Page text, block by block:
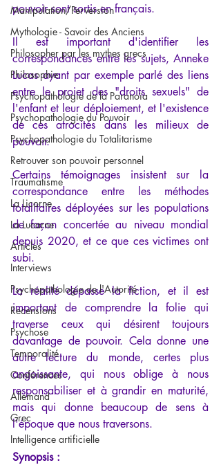
Manipulation/Perversion
Mythologie - Savoir des Anciens
Philosopher par les mythes grecs
Philosophie
Psychopathologie de la Paranoïa
Psychopathologie du Pouvoir
Psychopathologie du Totalitarisme
Retrouver son pouvoir personnel
Traumatisme
La Licorne
La Lucarne
Articles
Interviews
Psychopathologie de l'Autorité
Recensions
Psychose
Temporalité
Conférences
Allemand
Grec
Intelligence artificielle
pouvoir sont sortis en français.
Il est important d'identifier les
correspondances entre les sujets, Anneke
Lucas ayant par exemple parlé des liens
entre le projet des "droits sexuels" de
l'enfant et leur déploiement, et l'existence
de ces atrocités dans les milieux de
pouvoir.
Certains témoignages insistent sur la
correspondance entre les méthodes
totalitaires déployées sur les populations
de façon concertée au niveau mondial
depuis 2020, et ce que ces victimes ont
subi.
La réalité dépasse la fiction, et il est
important de comprendre la folie qui
traverse ceux qui désirent toujours
davantage de pouvoir. Cela donne une
autre lecture du monde, certes plus
angoissante, qui nous oblige à nous
responsabiliser et à grandir en maturité,
mais qui donne beaucoup de sens à
l'époque que nous traversons.
Synopsis :